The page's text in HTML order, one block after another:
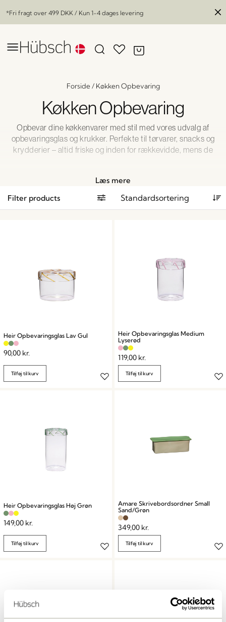
*Fri fragt over 499 DKK / Kun 1-4 dages levering
Forside/ Køkken Opbevaring
Køkken Opbevaring
Opbevar dine køkkenvarer med stil med vores udvalg af
opbevaringsglas og krukker. Perfekte til tørvarer, snacks og
krydderier – altid friske og inden for rækkevidde, mens de
Læs mere
Filter products
Heir Opbevaringsglas Lav Gul
90,00 kr.
Tilføj til kurv
Heir Opbevaringsglas Medium
Lyserød
119,00 kr.
Tilføj til kurv
Heir Opbevaringsglas Høj Grøn
149,00 kr.
Tilføj til kurv
Amare Skrivebordsordner Small
Sand/Grøn
349,00 kr.
Tilføj til kurv